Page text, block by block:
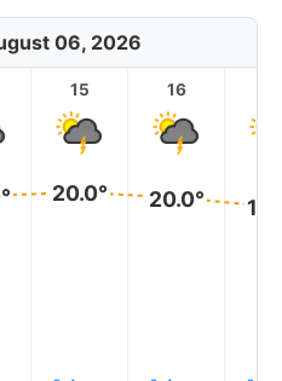
06, 2026
15
20.0°
16
20.0°